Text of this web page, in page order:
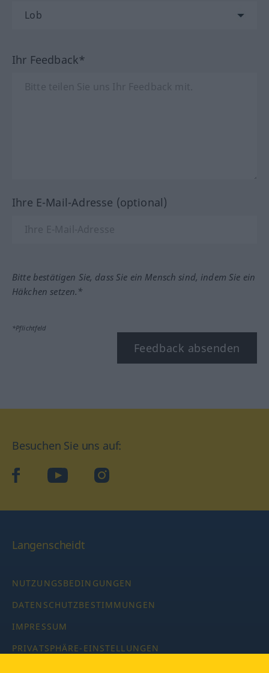
Ihr Feedback*
Ihre E-Mail-Adresse (optional)
Bitte bestätigen Sie, dass Sie ein Mensch sind, indem Sie ein
Häkchen setzen.*
*Pflichtfeld
Feedback absenden
Besuchen Sie uns auf:
facebookYouTube Instagram
Langenscheidt
NUTZUNGSBEDINGUNGEN
DATENSCHUTZBESTIMMUNGEN
IMPRESSUM
PRIVATSPHÄRE-EINSTELLUNGEN